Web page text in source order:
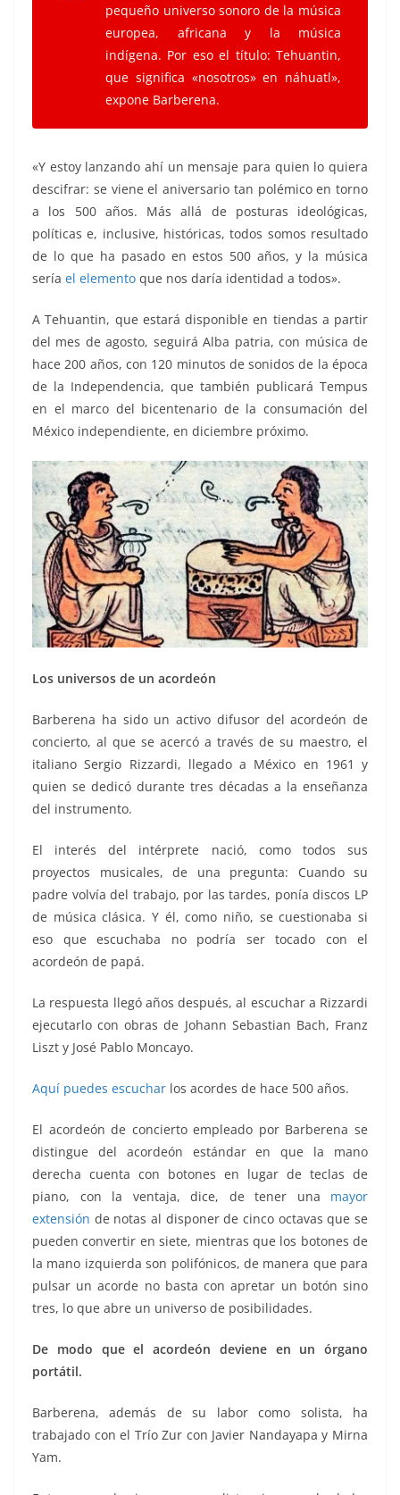
pequeño universo sonoro de la música
europea, africana y la música
indígena. Por eso el título: Tehuantin,
que significa «nosotros» en náhuatl»,
expone Barberena.
«Y estoy lanzando ahí un mensaje para quien lo quiera
descifrar: se viene el aniversario tan polémico en torno
a los 500 años. Más allá de posturas ideológicas,
políticas e, inclusive, históricas, todos somos resultado
de lo que ha pasado en estos 500 años, y la música
sería el elemento que nos daría identidad a todos».
A Tehuantin, que estará disponible en tiendas a partir
del mes de agosto, seguirá Alba patria, con música de
hace 200 años, con 120 minutos de sonidos de la época
de la Independencia, que también publicará Tempus
en el marco del bicentenario de la consumación del
México independiente, en diciembre próximo.
Los universos de un acordeón
Barberena ha sido un activo difusor del acordeón de
concierto, al que se acercó a través de su maestro, el
italiano Sergio Rizzardi, llegado a México en 1961 y
quien se dedicó durante tres décadas a la enseñanza
del instrumento.
El interés del intérprete nació, como todos sus
proyectos musicales, de una pregunta: Cuando su
padre volvía del trabajo, por las tardes, ponía discos LP
de música clásica. Y él, como niño, se cuestionaba si
eso que escuchaba no podría ser tocado con el
acordeón de papá.
La respuesta llegó años después, al escuchar a Rizzardi
ejecutarlo con obras de Johann Sebastian Bach, Franz
Liszt y José Pablo Moncayo.
Aquí puedes escuchar los acordes de hace 500 años.
El acordeón de concierto empleado por Barberena se
distingue del acordeón estándar en que la mano
derecha cuenta con botones en lugar de teclas de
piano, con la ventaja, dice, de tener una mayor
extensión de notas al disponer de cinco octavas que se
pueden convertir en siete, mientras que los botones de
la mano izquierda son polifónicos, de manera que para
pulsar un acorde no basta con apretar un botón sino
tres, lo que abre un universo de posibilidades.
De modo que el acordeón deviene en un órgano
portátil.
Barberena, además de su labor como solista, ha
trabajado con el Trío Zur con Javier Nandayapa y Mirna
Yam.